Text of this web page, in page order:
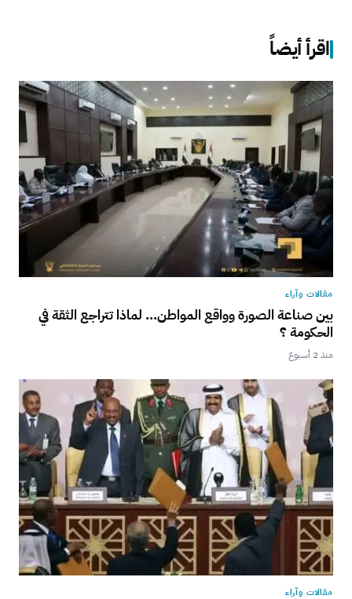
اقرأ أيضاً
مقالات وآراء
بين صناعة الصورة وواقع المواطن… لماذا تتراجع الثقة في
الحكومة ؟
منذ 2 أسبوع
مقالات وآراء